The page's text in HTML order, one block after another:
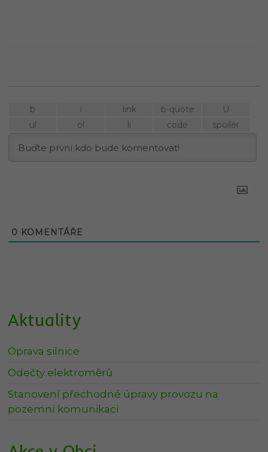
0 KOMENTÁŘE
Aktuality
Oprava silnice
Odečty elektroměrů
Stanovení přechodné úpravy provozu na
pozemní komunikaci